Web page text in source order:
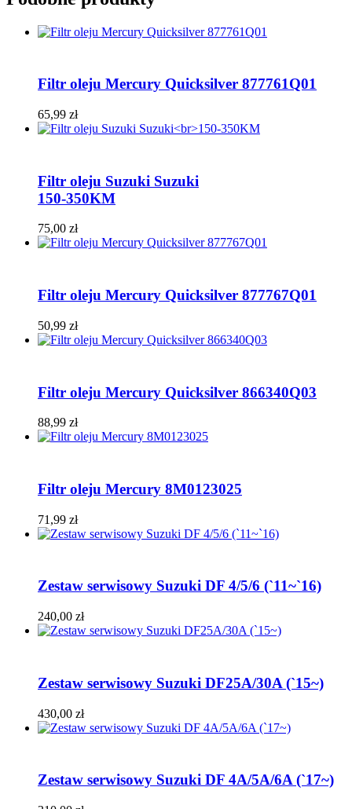
Filtr oleju Mercury Quicksilver 877761Q01
65,99 zł
Filtr oleju Suzuki Suzuki
150-350KM
75,00 zł
Filtr oleju Mercury Quicksilver 877767Q01
50,99 zł
Filtr oleju Mercury Quicksilver 866340Q03
88,99 zł
Filtr oleju Mercury 8M0123025
71,99 zł
Zestaw serwisowy Suzuki DF 4/5/6 (`11~`16)
240,00 zł
Zestaw serwisowy Suzuki DF25A/30A (`15~)
430,00 zł
Zestaw serwisowy Suzuki DF 4A/5A/6A (`17~)